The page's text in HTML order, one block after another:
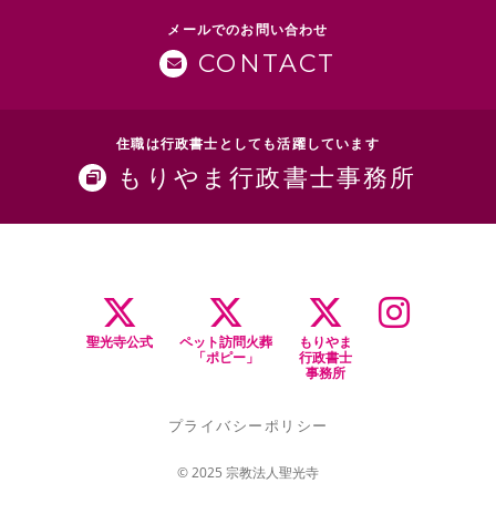
メールでのお問い合わせ
CONTACT
住職は行政書士としても活躍しています
もりやま行政書士事務所
聖光寺公式
ペット訪問火葬
「ポピー」
もりやま
行政書士
事務所
プライバシーポリシー
© 2025 宗教法人聖光寺